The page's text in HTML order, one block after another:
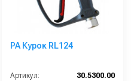
PA Курок RL124
Артикул:
30.5300.00